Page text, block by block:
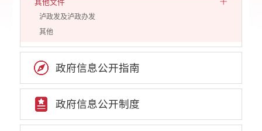
其他文件
泸政发及泸政办发
其他
政府信息公开指南
政府信息公开制度